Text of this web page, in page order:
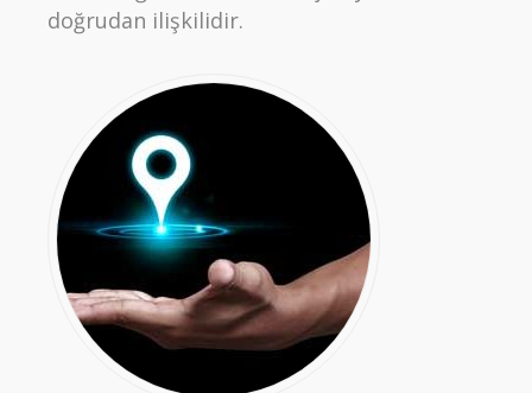
doğrudan ilişkilidir.